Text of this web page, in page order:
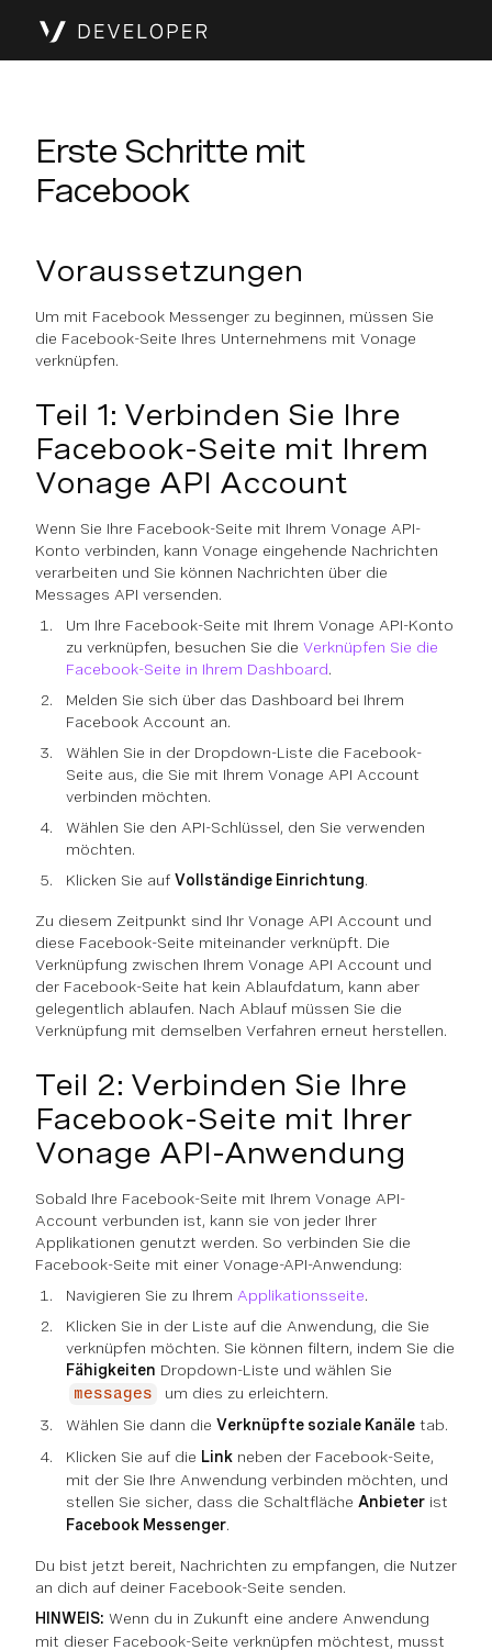
Erste Schritte mit
Facebook
Voraussetzungen
Um mit Facebook Messenger zu beginnen, müssen Sie
die Facebook-Seite Ihres Unternehmens mit Vonage
verknüpfen.
Teil 1: Verbinden Sie Ihre
Facebook-Seite mit Ihrem
Vonage API Account
Wenn Sie Ihre Facebook-Seite mit Ihrem Vonage API-
Konto verbinden, kann Vonage eingehende Nachrichten
verarbeiten und Sie können Nachrichten über die
Messages API versenden.
Um Ihre Facebook-Seite mit Ihrem Vonage API-Konto
zu verknüpfen, besuchen Sie die Verknüpfen Sie die
Facebook-Seite in Ihrem Dashboard.
Melden Sie sich über das Dashboard bei Ihrem
Facebook Account an.
Wählen Sie in der Dropdown-Liste die Facebook-
Seite aus, die Sie mit Ihrem Vonage API Account
verbinden möchten.
Wählen Sie den API-Schlüssel, den Sie verwenden
möchten.
Klicken Sie auf Vollständige Einrichtung.
Zu diesem Zeitpunkt sind Ihr Vonage API Account und
diese Facebook-Seite miteinander verknüpft. Die
Verknüpfung zwischen Ihrem Vonage API Account und
der Facebook-Seite hat kein Ablaufdatum, kann aber
gelegentlich ablaufen. Nach Ablauf müssen Sie die
Verknüpfung mit demselben Verfahren erneut herstellen.
Teil 2: Verbinden Sie Ihre
Facebook-Seite mit Ihrer
Vonage API-Anwendung
Sobald Ihre Facebook-Seite mit Ihrem Vonage API-
Account verbunden ist, kann sie von jeder Ihrer
Applikationen genutzt werden. So verbinden Sie die
Facebook-Seite mit einer Vonage-API-Anwendung:
Navigieren Sie zu Ihrem Applikationsseite.
Klicken Sie in der Liste auf die Anwendung, die Sie
verknüpfen möchten. Sie können filtern, indem Sie die
Fähigkeiten Dropdown-Liste und wählen Sie
messages
um dies zu erleichtern.
Wählen Sie dann die Verknüpfte soziale Kanäle tab.
Klicken Sie auf die Link neben der Facebook-Seite,
mit der Sie Ihre Anwendung verbinden möchten, und
stellen Sie sicher, dass die Schaltfläche Anbieter ist
Facebook Messenger.
Du bist jetzt bereit, Nachrichten zu empfangen, die Nutzer
an dich auf deiner Facebook-Seite senden.
HINWEIS: Wenn du in Zukunft eine andere Anwendung
mit dieser Facebook-Seite verknüpfen möchtest, musst